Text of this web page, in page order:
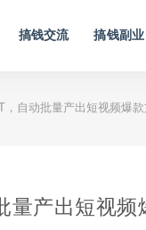
搞钱交流 搞钱副业
，自动批量产出短视频爆款
量产出短视频